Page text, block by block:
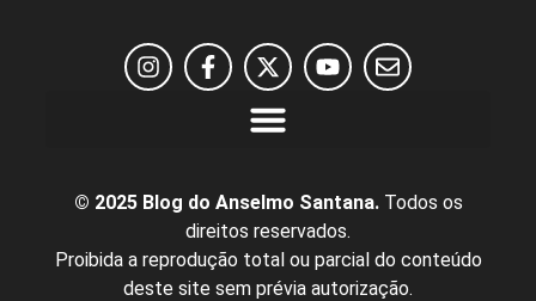
© 2025 Blog do Anselmo Santana.Todos os
direitos reservados.
Proibida a reprodução total ou parcial do conteúdo
deste site sem prévia autorização.